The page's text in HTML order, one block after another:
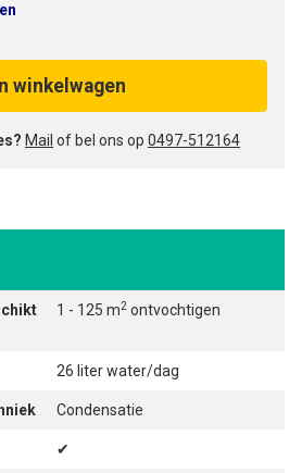
In winkelwagen
Mail of bel ons op 0497-512164
1 - 125 m2 ontvochtigen
26 liter water/dag
Condensatie
✔